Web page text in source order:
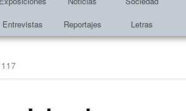
Entrevistas Reportajes Letras